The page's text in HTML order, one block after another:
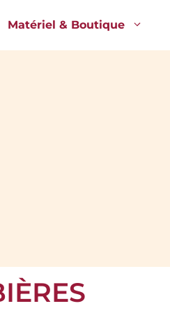
Matériel & Boutique